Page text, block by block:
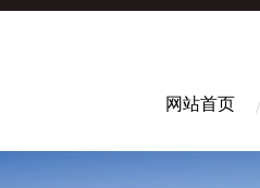
网站首页